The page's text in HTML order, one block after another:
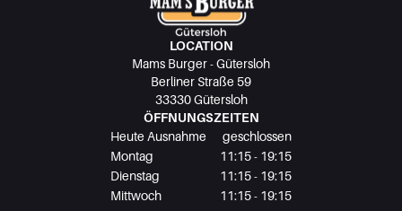
LOCATION
Mams Burger - Gütersloh
Berliner Straße 59
33330 Gütersloh
ÖFFNUNGSZEITEN
Heute Ausnahme
geschlossen
Montag
11:15 - 19:15
Dienstag
11:15 - 19:15
Mittwoch
11:15 - 19:15